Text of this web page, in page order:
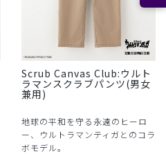
Scrub Canvas Club:ウルト
ラマンスクラブパンツ(男女
兼用)
地球の平和を守る永遠のヒーロ
ー、ウルトラマンティガとのコラ
ボモデル。